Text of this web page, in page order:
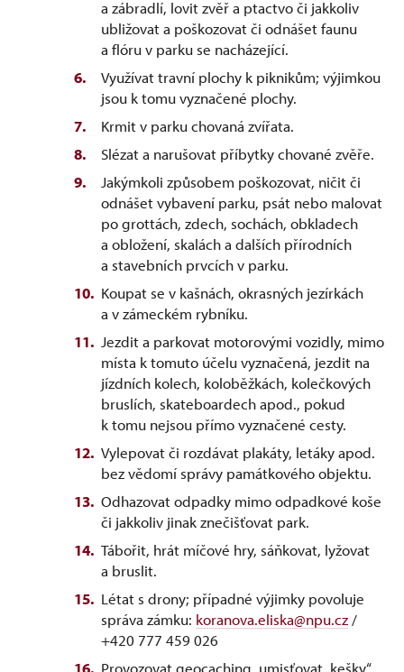
a zábradlí, lovit zvěř a ptactvo či jakkoliv
ubližovat a poškozovat či odnášet faunu
a flóru v parku se nacházející.
Využívat travní plochy k piknikům; výjimkou
jsou k tomu vyznačené plochy.
Krmit v parku chovaná zvířata.
Slézat a narušovat příbytky chované zvěře.
Jakýmkoli způsobem poškozovat, ničit či
odnášet vybavení parku, psát nebo malovat
po grottách, zdech, sochách, obkladech
a obložení, skalách a dalších přírodních
a stavebních prvcích v parku.
Koupat se v kašnách, okrasných jezírkách
a v zámeckém rybníku.
Jezdit a parkovat motorovými vozidly, mimo
místa k tomuto účelu vyznačená, jezdit na
jízdních kolech, koloběžkách, kolečkových
bruslích, skateboardech apod., pokud
k tomu nejsou přímo vyznačené cesty.
Vylepovat či rozdávat plakáty, letáky apod.
bez vědomí správy památkového objektu.
Odhazovat odpadky mimo odpadkové koše
či jakkoliv jinak znečišťovat park.
Tábořit, hrát míčové hry, sáňkovat, lyžovat
a bruslit.
Létat s drony; případné výjimky povoluje
správa zámku: koranova.eliska@npu.cz /
+420 777 459 026
Provozovat geocaching, umisťovat „kešky“